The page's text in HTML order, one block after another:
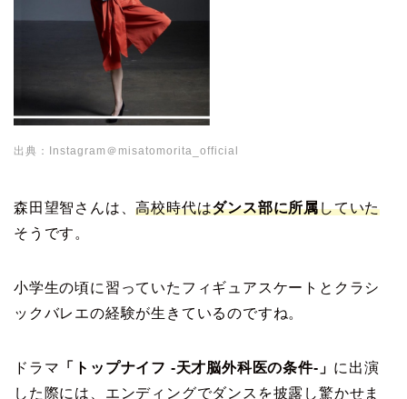
出典：Instagram＠misatomorita_official
森田望智さんは、高校時代はダンス部に所属していた
そうです。
小学生の頃に習っていたフィギュアスケートとクラシ
ックバレエの経験が生きているのですね。
ドラマ 「トップナイフ -天才脳外科医の条件-」 に出演
した際には、エンディングでダンスを披露し驚かせま